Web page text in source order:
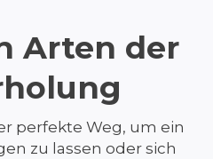
Arten der
perfekte Weg, um ein
zu lassen oder sich